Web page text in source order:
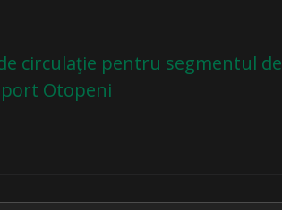
circulaţie pentru segmentul de
Otopeni